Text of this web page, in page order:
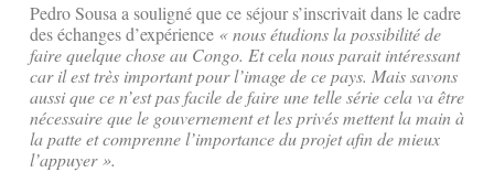
Pedro Sousa a souligné que ce séjour s’inscrivait dans le cadre
des échanges d’expérience « nous étudions la possibilité de
faire quelque chose au Congo. Et cela nous parait intéressant
car il est très important pour l’image de ce pays. Mais savons
aussi que ce n’est pas facile de faire une telle série cela va être
nécessaire que le gouvernement et les privés mettent la main à
la patte et comprenne l’importance du projet afin de mieux
l’appuyer ».